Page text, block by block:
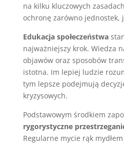
na kilku kluczowych
ochronę zarówno jednostek,
Edukacja społeczeństwa
najważniejszy krok. Wiedza
objawów oraz sposobów
istotna. Im lepiej ludzie
tym lepsze podejmują
kryzysowych.
Podstawowym środkiem
rygorystyczne
Regularne mycie rąk